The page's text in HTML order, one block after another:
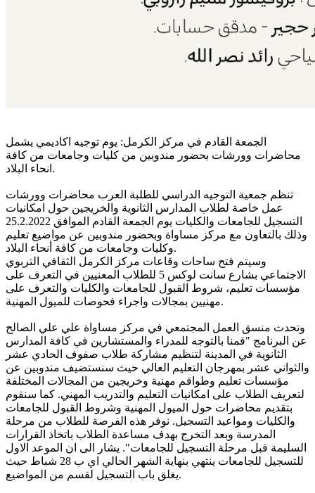
الجمعة القادم في مركز الكرمل: يوم توجيه اكاديمي يشمل
محاضرات وورشات بحضور مندوبين من كليات وجامعات من كافة
انحاء البلاد.
تنظم جمعية التوجيه الدراسي للطلبة العرب محاضرات وورشات
عمل خاصة لطلاب المدارس الثانوية والخريجين حول امكانيات
التسجيل للجامعات والكليات يوم الجمعة القادم الموافق 25.2.2022
وذلك بالتعاون مع مركز مساواة وبحضور مندوبين عن مواضيع تعليم
وكليات وجامعات من كافة أنحاء البلاد.
وسيتم فتح ساحات وقاعات مركز الكرمل الثقافي التربوي
الاجتماعي بشارع سانت لوكس 5 للطلاب المعنيين في التعرف على
مؤسسات تعليم، شروط القبول للجامعات والكليات والتعرف على
مهنيين بمجالات واجراء فحوصات للميول المهنية.
وتحدث منسق العمل المجتمعي في مركز مساواة علي علي الصالح
عن البرنامج "قمنا بالتوجه للمدراء والمستشارين في كافة المدارس
الثانوية في المدينة لتنظيم مشاركة طلاب صفوف الحادي عشر
والثواني عشر بمهرجان التعليم العالي حيث سنستضيف مندوبين عن
مؤسسات تعليم وطواقم مهنية وخريجين من المجالات المختلفة
لتعريف الطلاب على امكانيات التعليم والتدريب المهني. كما سنقوم
بتقديم محاضرات حول الميول المهنية وشروط القبول للجامعات
والكليات ومواعيد التسجيل. نوفر هذه الفرصة للطلاب من مرحلة
المدرسة وبعد التخرج بهدف مساعدة الطلاب باتخاذ القرارات
السليمة قبل مرحلة التسجيل للجامعات". يشار الى ان الموعد الاول
للتسجيل للجامعات ينتهي بنهاية الشهر الحالي اي ب 28 شباط حيث
يغلق باب التسجيل لقسم من المواضيع.